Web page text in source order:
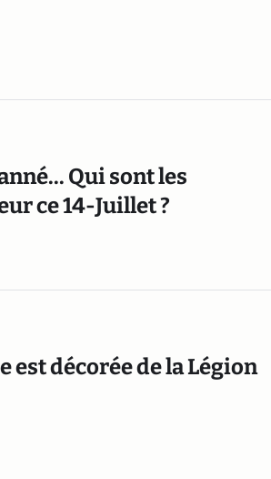
Qui sont les
ce 14-Juillet ?
est décorée de la Légion